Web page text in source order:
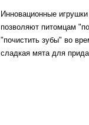
Инновационные
позволяют питомцам
"почистить зубы" во
сладкая мята для